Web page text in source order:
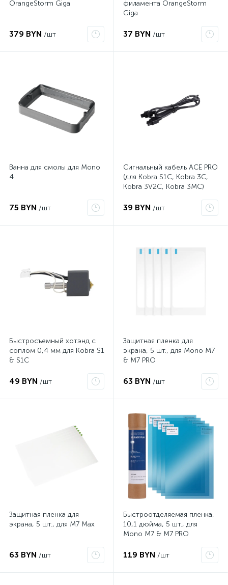
OrangeStorm Giga
379 BYN /шт
филамента OrangeStorm
Giga
37 BYN /шт
Ванна для смолы для Mono
4
75 BYN /шт
Сигнальный кабель ACE PRO
(для Kobra S1C, Kobra 3C,
Kobra 3V2C, Kobra 3MC)
39 BYN /шт
Быстросъемный хотэнд с
соплом 0,4 мм для Kobra S1
& S1C
49 BYN /шт
Защитная пленка для
экрана, 5 шт., для Mono M7
& M7 PRO
63 BYN /шт
Защитная пленка для
экрана, 5 шт., для M7 Max
63 BYN /шт
Быстроотделяемая пленка,
10,1 дюйма, 5 шт., для
Mono M7 & M7 PRO
119 BYN /шт